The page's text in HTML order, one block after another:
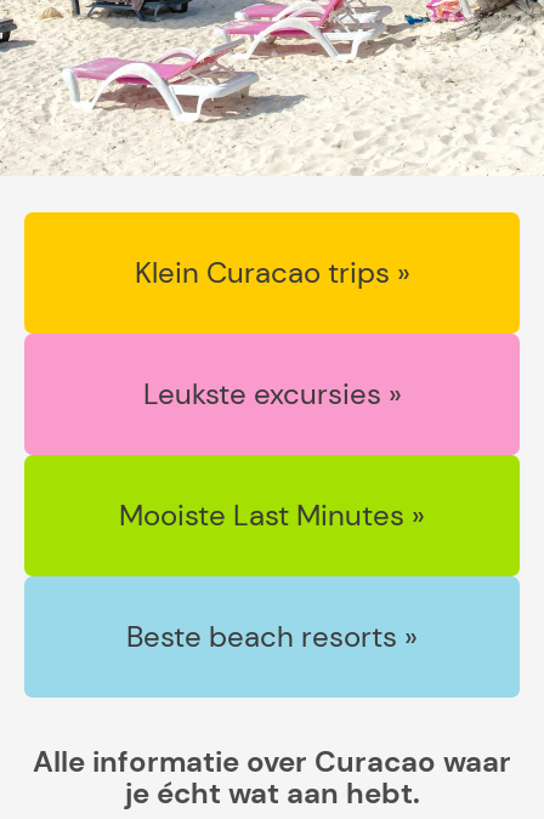
Klein Curacao trips »
Leukste excursies »
Mooiste Last Minutes »
Beste beach resorts »
Alle informatie over Curacao waar
je écht wat aan hebt.